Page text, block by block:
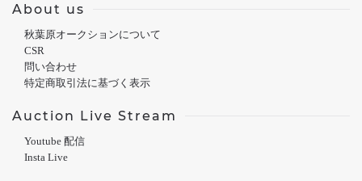
About us
秋葉原オークションについて
CSR
問い合わせ
特定商取引法に基づく表示
Auction Live Stream
Youtube 配信
Insta Live